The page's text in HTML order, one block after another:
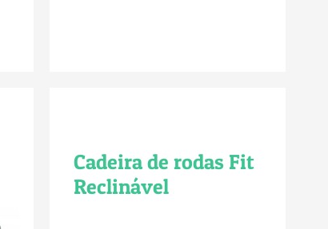
Cadeira de rodas Fit
Reclinável